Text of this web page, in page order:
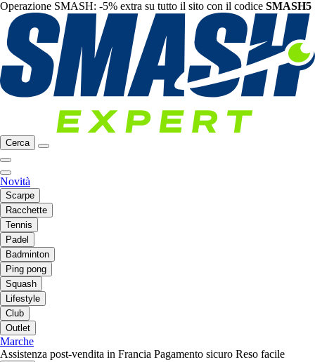
Operazione SMASH: -5% extra su tutto il sito con il codice SMASH5
Cerca
Novità
Scarpe
Racchette
Tennis
Padel
Badminton
Ping pong
Squash
Lifestyle
Club
Outlet
Marche
Assistenza post-vendita in Francia Pagamento sicuro Reso facile